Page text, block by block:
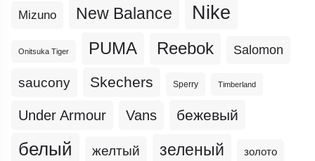
Mizuno New Balance Nike
Onitsuka Tiger PUMA Reebok Salomon
saucony Skechers Sperry Timberland
Under Armour Vans бежевый
белый желтый зеленый золото